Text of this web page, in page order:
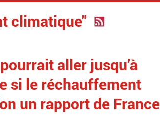
climatique"
aller jusqu’à
si le réchauffement
un rapport de France